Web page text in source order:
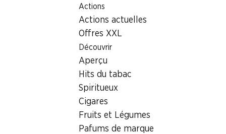
Actions
Actions actuelles
Offres XXL
Découvrir
Aperçu
Hits du tabac
Spiritueux
Cigares
Fruits et Légumes
Pafums de marque
Localisateur de succursales
Succursale Denner Emmenau 3, 3415 Hasle b. Burgdorf
3415 Hasle b. Burgdorf,
Einkaufszentrum
Succursale Denner